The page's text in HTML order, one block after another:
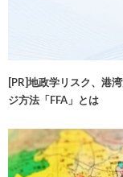
[PR]地政学リスク、港
ジ方法「FFA」とは